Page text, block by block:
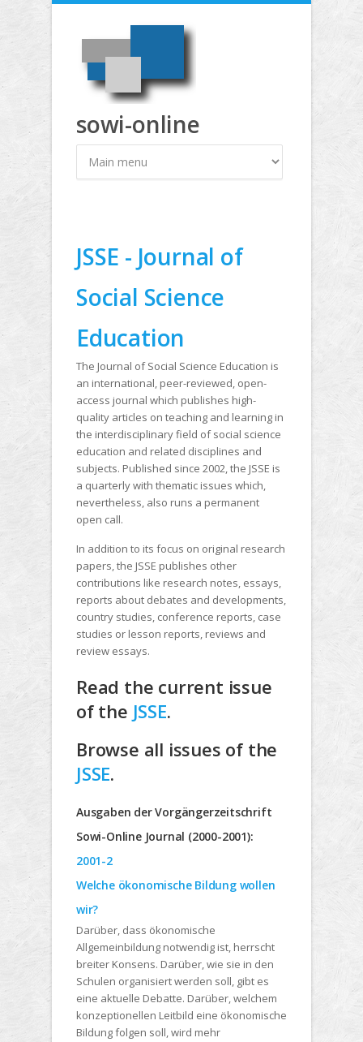
Direkt zum Inhalt
sowi-online
JSSE - Journal of
Social Science
Education
The Journal of Social Science Education is
an international, peer-reviewed, open-
access journal which publishes high-
quality articles on teaching and learning in
the interdisciplinary field of social science
education and related disciplines and
subjects. Published since 2002, the JSSE is
a quarterly with thematic issues which,
nevertheless, also runs a permanent
open call.
In addition to its focus on original research
papers, the JSSE publishes other
contributions like research notes, essays,
reports about debates and developments,
country studies, conference reports, case
studies or lesson reports, reviews and
review essays.
Read the current issue
of the JSSE.
Browse all issues of the
JSSE.
Ausgaben der Vorgängerzeitschrift
Sowi-Online Journal (2000-2001):
2001-2
Welche ökonomische Bildung wollen
wir?
Darüber, dass ökonomische
Allgemeinbildung notwendig ist, herrscht
breiter Konsens. Darüber, wie sie in den
Schulen organisiert werden soll, gibt es
eine aktuelle Debatte. Darüber, welchem
konzeptionellen Leitbild eine ökonomische
Bildung folgen soll, wird mehr